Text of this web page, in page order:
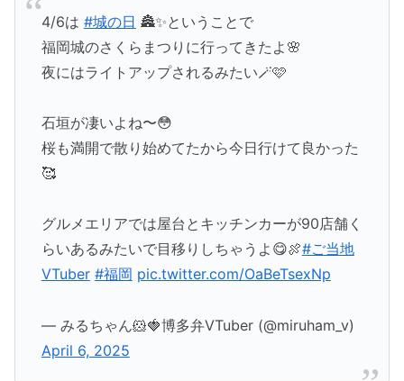
4/6は #城の日 🏯✨ということで
福岡城のさくらまつりに行ってきたよ🌸
夜にはライトアップされるみたい🪄🩷
石垣が凄いよね〜😳
桜も満開で散り始めてたから今日行けて良かった
🥰
グルメエリアでは屋台とキッチンカーが90店舗く
らいあるみたいで目移りしちゃうよ😋🍖#ご当地
VTuber #福岡 pic.twitter.com/OaBeTsexNp
— みるちゃん🐹🍓博多弁VTuber (@miruham_v)
April 6, 2025